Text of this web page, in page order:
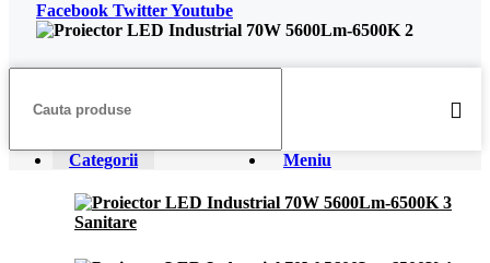
Facebook TwitterYoutube
Meniu
Categorii
Sanitare